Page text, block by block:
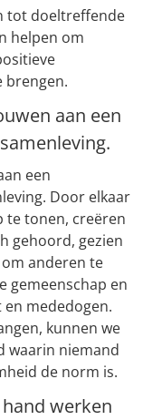
tot doeltreffende
helpen om
brengen.
aan een
een
Door elkaar
te tonen, creëren
gehoord, gezien
anderen te
gemeenschap en
mededogen.
kunnen we
waarin niemand
de norm is.
werken